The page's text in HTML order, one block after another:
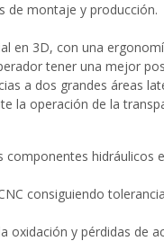
de montaje y producción.
en 3D, con una
tener una mejor
a dos grandes áreas
la operación de la
hidráulicos
consiguiendo
oxidación y pérdidas de